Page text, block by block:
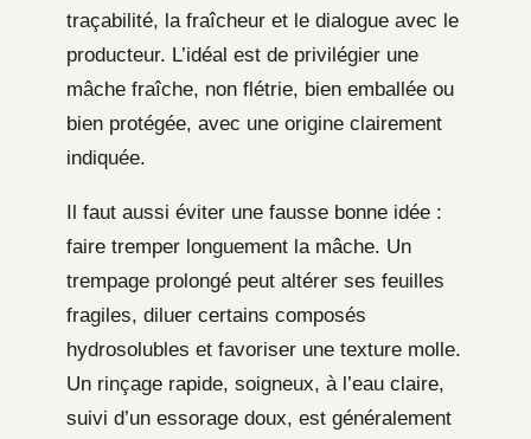
traçabilité, la fraîcheur et le dialogue avec le
producteur. L’idéal est de privilégier une
mâche fraîche, non flétrie, bien emballée ou
bien protégée, avec une origine clairement
indiquée.
Il faut aussi éviter une fausse bonne idée :
faire tremper longuement la mâche. Un
trempage prolongé peut altérer ses feuilles
fragiles, diluer certains composés
hydrosolubles et favoriser une texture molle.
Un rinçage rapide, soigneux, à l’eau claire,
suivi d’un essorage doux, est généralement